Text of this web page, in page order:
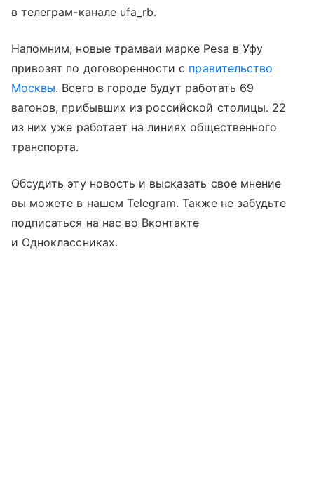
в телеграм-канале ufa_rb.
Напомним, новые трамваи марке Pesa в Уфу
привозят по договоренности с правительство
Москвы. Всего в городе будут работать 69
вагонов, прибывших из российской столицы. 22
из них уже работает на линиях общественного
транспорта.
Обсудить эту новость и высказать свое мнение
вы можете в нашем Telegram. Также не забудьте
подписаться на нас во Вконтакте
и Одноклассниках.